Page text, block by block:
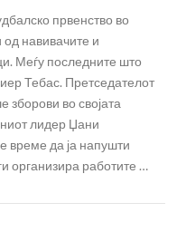
првенство во
навивачите и
Меѓу последните што
Тебас. Претседателот
зборови во својата
лидер Џани
време да ја напушти
организира работите …